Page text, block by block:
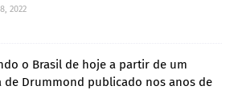
2022
o Brasil de hoje a partir de um
de Drummond publicado nos anos de